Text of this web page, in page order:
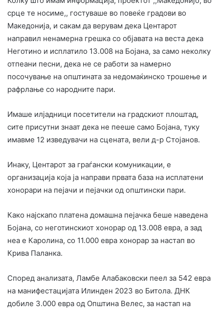
срце те носиме,, гостуваше во повеќе градови во
Македонија, и сакам да верувам дека Центарот
направил ненамерна грешка со објавата на веста дека
Неготино и исплатило 13.008 на Бојана, за само неколку
отпеани песни, дека не се работи за намерно
посочување на општината за недомаќинско трошење и
рафрлање со народните пари.
Имаше илјадници посетители на градскиот плоштад,
сите присутни знаат дека не пееше само Бојана, туку
имавме 12 изведувачи на сцената, вели д-р Стојанов.
Инаку, Центарот за граѓански комуникации, е
организација која ја направи првата база на исплатени
хонорари на пејачи и пејачки од општински пари.
Како најскапо платена домашна пејачка беше наведена
Бојана, со неготинскиот хонорар од 13.008 евра, а зад
неа е Каролина, со 11.000 евра хонорар за настап во
Крива Паланка.
Според анализата, Ламбе Алабаковски пеел за 542 евра
на манифестацијата Илинден 2023 во Битола. ДНК
добиле 3.000 евра од Општина Велес, за настап на